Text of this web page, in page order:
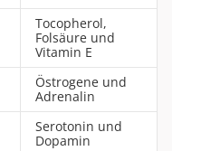
Tocopherol,
Folsäure und
Vitamin E
Östrogene und
Adrenalin
Serotonin und
Dopamin